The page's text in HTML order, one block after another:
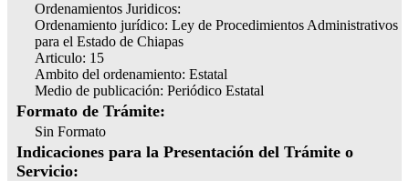
Ordenamientos Juridicos:
Ordenamiento jurídico: Ley de Procedimientos Administrativos
para el Estado de Chiapas
Articulo: 15
Ambito del ordenamiento: Estatal
Medio de publicación: Periódico Estatal
Formato de Trámite:
Sin Formato
Indicaciones para la Presentación del Trámite o
Servicio: